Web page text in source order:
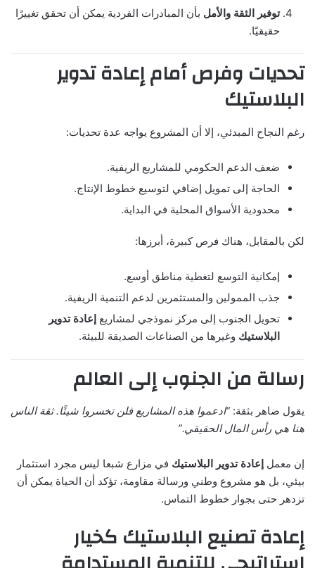
توفير الثقة والأمل بأن المبادرات الفردية يمكن أن تحقق تغييرًا
حقيقيًا.
تحديات وفرص أمام إعادة تدوير
البلاستيك
رغم النجاح المبدئي، إلا أن المشروع يواجه عدة تحديات:
ضعف الدعم الحكومي للمشاريع الريفية.
الحاجة إلى تمويل إضافي لتوسيع خطوط الإنتاج.
محدودية الأسواق المحلية في البداية.
لكن بالمقابل، هناك فرص كبيرة، أبرزها:
إمكانية التوسع لتغطية مناطق أوسع.
جذب الممولين والمستثمرين لدعم التنمية الريفية.
تحويل الجنوب إلى مركز نموذجي لمشاريع إعادة تدوير
البلاستيك وغيرها من الصناعات الصديقة للبيئة.
رسالة من الجنوب إلى العالم
يقول ضاهر بثقة:“ادعموا هذه المشاريع فلن تخسروا شيئًا. ثقة الناس
هنا هي رأس المال الحقيقي.”
إن معمل إعادة تدوير البلاستيك في مزارع شبعا ليس مجرد استثمار
بيئي، بل هو مشروع وطني ورسالة مقاومة، تؤكد أن الحياة يمكن أن
تزدهر حتى بجوار خطوط التماس.
إعادة تصنيع البلاستيك كخيار